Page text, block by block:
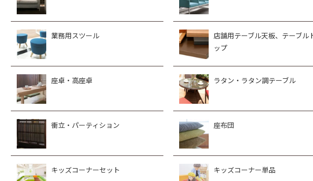
業務用スツール
店舗用テーブル天板、テーブル
ップ
座卓・高座卓 ラタン・ラタン調テーブル
衝立・パーティション 座布団
キッズコーナーセット キッズコーナー単品